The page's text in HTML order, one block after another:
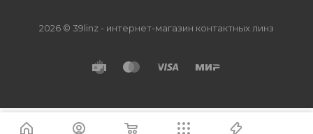
2026 © 39linz - интернет-магазин контактных линз